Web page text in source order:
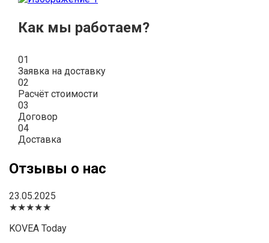
Как мы работаем?
01
Заявка на доставку
02
Расчёт стоимости
03
Договор
04
Доставка
Отзывы о нас
23.05.2025
★★★★★
KOVEA Today